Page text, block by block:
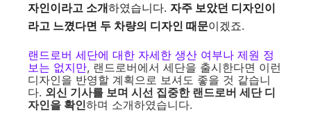
자인이라고 소개하였습니다. 자주 보았던 디자인이
라고 느꼈다면 두 차량의 디자인 때문이겠죠.
랜드로버 세단에 대한 자세한 생산 여부나 제원 정
보는 없지만, 랜드로버에서 세단을 출시한다면 이런
디자인을 반영할 계획으로 보셔도 좋을 것 같습니
다. 외신 기사를 보며 시선 집중한 랜드로버 세단 디
자인을 확인하며 소개하였습니다.